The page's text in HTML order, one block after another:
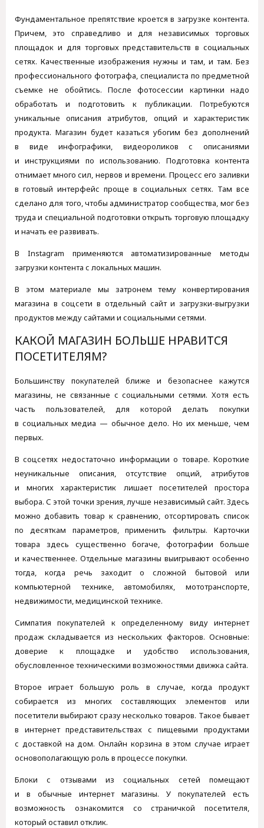
Фундаментальное препятствие кроется в загрузке контента.
Причем, это справедливо и для независимых торговых
площадок и для торговых представительств в социальных
сетях. Качественные изображения нужны и там, и там. Без
профессионального фотографа, специалиста по предметной
съемке не обойтись. После фотосессии картинки надо
обработать и подготовить к публикации. Потребуются
уникальные описания атрибутов, опций и характеристик
продукта. Магазин будет казаться убогим без дополнений
в виде инфографики, видеороликов с описаниями
и инструкциями по использованию. Подготовка контента
отнимает много сил, нервов и времени. Процесс его заливки
в готовый интерфейс проще в социальных сетях. Там все
сделано для того, чтобы администратор сообщества, мог без
труда и специальной подготовки открыть торговую площадку
и начать ее развивать.
В Instagram применяются автоматизированные методы
загрузки контента с локальных машин.
В этом материале мы затронем тему конвертирования
магазина в соцсети в отдельный сайт и загрузки-выгрузки
продуктов между сайтами и социальными сетями.
КАКОЙ МАГАЗИН БОЛЬШЕ НРАВИТСЯ
ПОСЕТИТЕЛЯМ?
Большинству покупателей ближе и безопаснее кажутся
магазины, не связанные с социальными сетями. Хотя есть
часть пользователей, для которой делать покупки
в социальных медиа — обычное дело. Но их меньше, чем
первых.
В соцсетях недостаточно информации о товаре. Короткие
неуникальные описания, отсутствие опций, атрибутов
и многих характеристик лишает посетителей простора
выбора. С этой точки зрения, лучше независимый сайт. Здесь
можно добавить товар к сравнению, отсортировать список
по десяткам параметров, применить фильтры. Карточки
товара здесь существенно богаче, фотографии больше
и качественнее. Отдельные магазины выигрывают особенно
тогда, когда речь заходит о сложной бытовой или
компьютерной технике, автомобилях, мототранспорте,
недвижимости, медицинской технике.
Симпатия покупателей к определенному виду интернет
продаж складывается из нескольких факторов. Основные:
доверие к площадке и удобство использования,
обусловленное техническими возможностями движка сайта.
Второе играет большую роль в случае, когда продукт
собирается из многих составляющих элементов или
посетители выбирают сразу несколько товаров. Такое бывает
в интернет представительствах с пищевыми продуктами
с доставкой на дом. Онлайн корзина в этом случае играет
основополагающую роль в процессе покупки.
Блоки с отзывами из социальных сетей помещают
и в обычные интернет магазины. У покупателей есть
возможность ознакомится со страничкой посетителя,
который оставил отклик.